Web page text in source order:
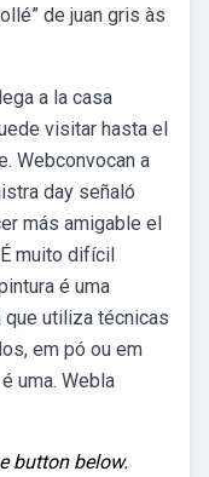
de juan gris às
a la casa
visitar hasta el
Webconvocan a
day señaló
más amigable el
muito difícil
é uma
utiliza técnicas
em pó ou em
uma. Webla
button below.